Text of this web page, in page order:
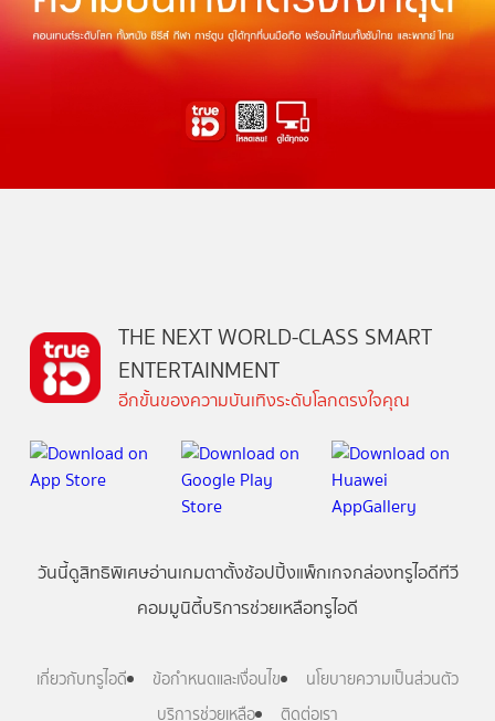
THE NEXT WORLD-CLASS SMART
ENTERTAINMENT
อีกขั้นของความบันเทิงระดับโลกตรงใจคุณ
วันนี้ดูสิทธิพิเศษอ่านเกมตาตั้งช้อปปิ้งแพ็กเกจกล่องทรูไอดีทีวี
คอมมูนิตี้บริการช่วยเหลือทรูไอดี
เกี่ยวกับทรูไอดี ข้อกำหนดและเงื่อนไข
นโยบายความเป็นส่วนตัว
บริการช่วยเหลือ
ติดต่อเรา